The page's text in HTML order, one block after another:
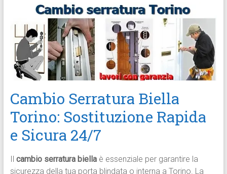
Cambio Serratura Biella
Torino: Sostituzione Rapida
e Sicura 24/7
cambio serratura biellaè essenziale per garantire la
sicurezza della tua porta blindata o interna a Torino. La